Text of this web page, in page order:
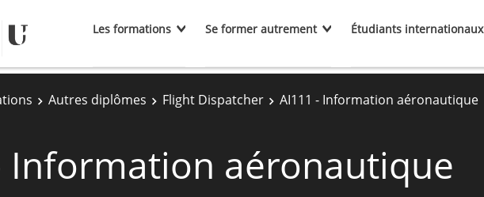
Les formations Se former autrement Étudiants internationaux
Autres diplômes Flight Dispatcher AI111 - Information aéronautique
Information aéronautique